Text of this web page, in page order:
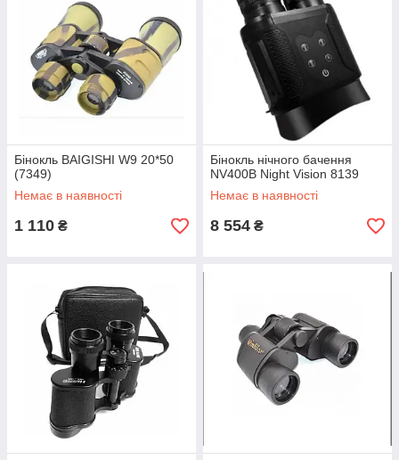
Бінокль BAIGISHI W9 20*50
(7349)
Немає в наявності
1 110 ₴
Бінокль нічного бачення
NV400B Night Vision 8139
Немає в наявності
8 554 ₴